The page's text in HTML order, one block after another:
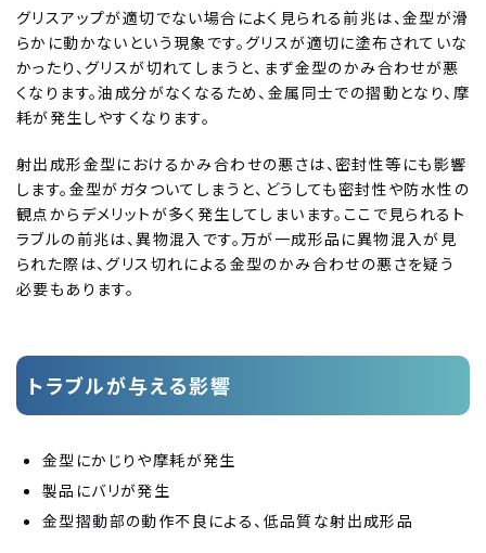
グリスアップが適切でない場合によく見られる前兆は、金型が滑
らかに動かないという現象です。グリスが適切に塗布されていな
かったり、グリスが切れてしまうと、まず金型のかみ合わせが悪
くなります。油成分がなくなるため、金属同士での摺動となり、摩
耗が発生しやすくなります。
射出成形金型におけるかみ合わせの悪さは、密封性等にも影響
します。金型がガタついてしまうと、どうしても密封性や防水性の
観点からデメリットが多く発生してしまいます。ここで見られるト
ラブルの前兆は、異物混入です。万が一成形品に異物混入が見
られた際は、グリス切れによる金型のかみ合わせの悪さを疑う
必要もあります。
トラブルが与える影響
金型にかじりや摩耗が発生
製品にバリが発生
金型摺動部の動作不良による、低品質な射出成形品